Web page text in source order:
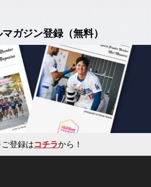
ガジン登録（無料）
登録はコチラから！